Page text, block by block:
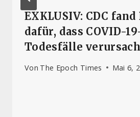
EXKLUSIV: CDC
dafür, dass COVID-
Todesfälle
Von The Epoch Times Mai 6,